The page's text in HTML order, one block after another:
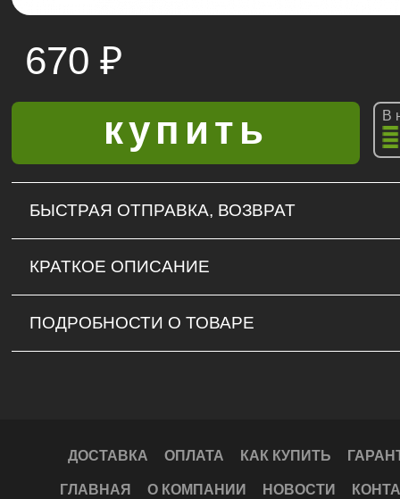
670 ₽
В
БЫСТРАЯ ОТПРАВКА, ВОЗВРАТ
КРАТКОЕ ОПИСАНИЕ
ПОДРОБНОСТИ О ТОВАРЕ
ДОСТАВКА ОПЛАТА КАК КУПИТЬ
ГЛАВНАЯ О КОМПАНИИ НОВОСТИ